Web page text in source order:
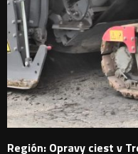
Región: Opravy ciest v